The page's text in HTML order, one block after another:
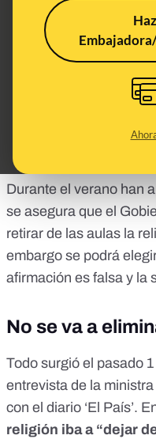
What's being said:
«[T] ¿Qué
de religión
educación
Durante el verano han
se asegura que el
retirar de las aulas la
embargo se podrá
afirmación es falsa y la
No se va a
Todo surgió el pasado
entrevista de la
con el diario ‘El País’.
religión iba a “dejar